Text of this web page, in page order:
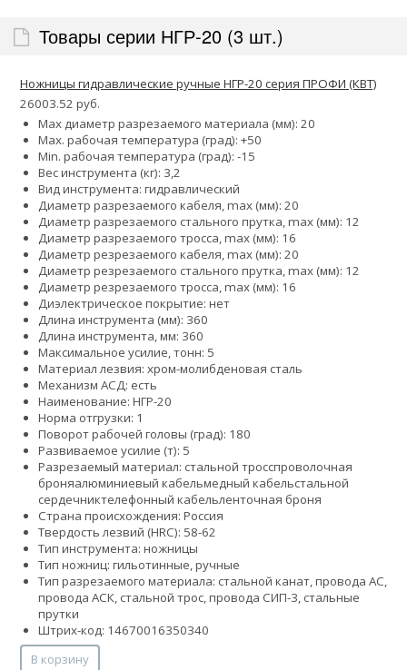
Товары серии НГР-20 (3 шт.)
Ножницы гидравлические ручные НГР-20 серия ПРОФИ (КВТ)
26003.52 руб.
Max диаметр разрезаемого материала (мм): 20
Max. рабочая температура (град): +50
Min. рабочая температура (град): -15
Вес инструмента (кг): 3,2
Вид инструмента: гидравлический
Диаметр разрезаемого кабеля, max (мм): 20
Диаметр разрезаемого стального прутка, max (мм): 12
Диаметр разрезаемого тросса, max (мм): 16
Диаметр резрезаемого кабеля, max (мм): 20
Диаметр резрезаемого стального прутка, max (мм): 12
Диаметр резрезаемого тросса, max (мм): 16
Диэлектрическое покрытие: нет
Длина инструмента (мм): 360
Длина инструмента, мм: 360
Максимальное усилие, тонн: 5
Материал лезвия: хром-молибденовая сталь
Механизм АСД: есть
Наименование: НГР-20
Норма отгрузки: 1
Поворот рабочей головы (град): 180
Развиваемое усилие (т): 5
Разрезаемый материал: стальной тросспроволочная
броняалюминиевый кабельмедный кабельстальной
сердечниктелефонный кабельленточная броня
Страна происхождения: Россия
Твердость лезвий (HRC): 58-62
Тип инструмента: ножницы
Тип ножниц: гильотинные, ручные
Тип разрезаемого материала: стальной канат, провода АС,
провода АСК, стальной трос, провода СИП-3, стальные
прутки
Штрих-код: 14670016350340
В корзину